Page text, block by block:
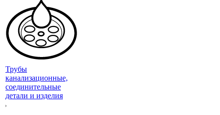
Трубы
канализационные,
соединительные
детали и изделия